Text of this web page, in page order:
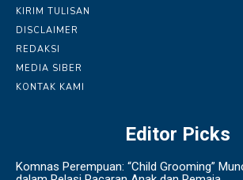
KIRIM TULISAN
DISCLAIMER
REDAKSI
MEDIA SIBER
KONTAK KAMI
Editor Picks
Komnas Perempuan: “Child Grooming”